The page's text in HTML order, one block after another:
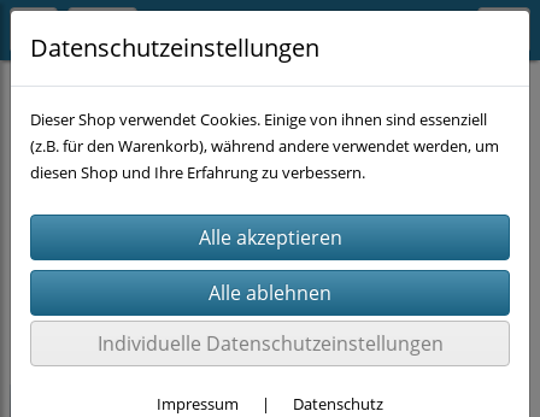
ARBEITSKLEIDUNG Jacken
Sortierung wählen
Filter
Datenschutzeinstellungen
Dieser Shop verwendet Cookies. Einige von ihnen sind essenziell
(z.B. für den Warenkorb), während andere verwendet werden, um
diesen Shop und Ihre Erfahrung zu verbessern.
Individuelle Datenschutzeinstellungen
Impressum | Datenschutz